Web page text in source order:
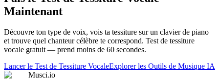
Maintenant
Découvre ton type de voix, vois ta tessiture sur un clavier de piano
et trouve quel chanteur célèbre te correspond. Test de tessiture
vocale gratuit — prend moins de 60 secondes.
Lancer le Test de Tessiture VocaleExplorer les Outils de Musique IA
Musci.io